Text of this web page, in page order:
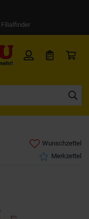
Filialfinder
Wunschzettel
Merkzettel